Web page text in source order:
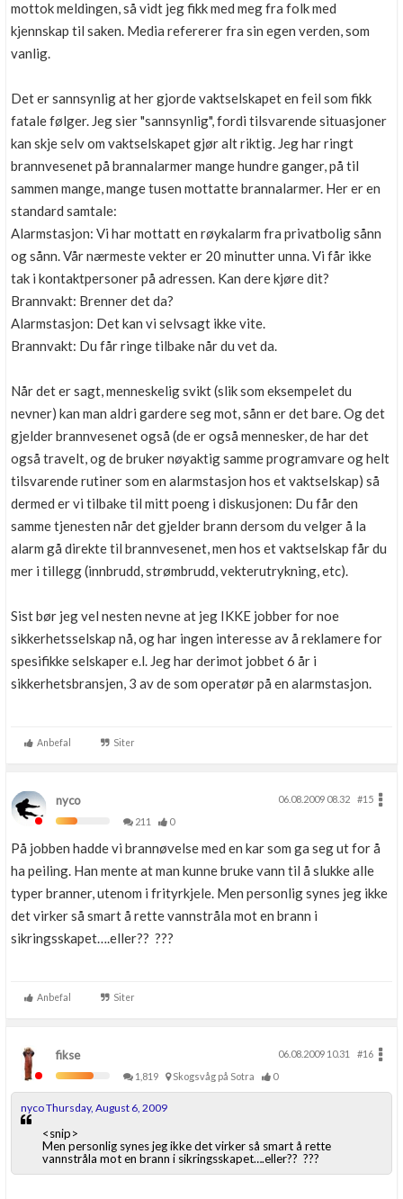
mottok meldingen, så vidt jeg fikk med meg fra folk med
kjennskap til saken. Media refererer fra sin egen verden, som
vanlig.
Det er sannsynlig at her gjorde vaktselskapet en feil som fikk
fatale følger. Jeg sier "sannsynlig", fordi tilsvarende situasjoner
kan skje selv om vaktselskapet gjør alt riktig. Jeg har ringt
brannvesenet på brannalarmer mange hundre ganger, på til
sammen mange, mange tusen mottatte brannalarmer. Her er en
standard samtale:
Alarmstasjon: Vi har mottatt en røykalarm fra privatbolig sånn
og sånn. Vår nærmeste vekter er 20 minutter unna. Vi får ikke
tak i kontaktpersoner på adressen. Kan dere kjøre dit?
Brannvakt: Brenner det da?
Alarmstasjon: Det kan vi selvsagt ikke vite.
Brannvakt: Du får ringe tilbake når du vet da.
Når det er sagt, menneskelig svikt (slik som eksempelet du
nevner) kan man aldri gardere seg mot, sånn er det bare. Og det
gjelder brannvesenet også (de er også mennesker, de har det
også travelt, og de bruker nøyaktig samme programvare og helt
tilsvarende rutiner som en alarmstasjon hos et vaktselskap) så
dermed er vi tilbake til mitt poeng i diskusjonen: Du får den
samme tjenesten når det gjelder brann dersom du velger å la
alarm gå direkte til brannvesenet, men hos et vaktselskap får du
mer i tillegg (innbrudd, strømbrudd, vekterutrykning, etc).
Sist bør jeg vel nesten nevne at jeg IKKE jobber for noe
sikkerhetsselskap nå, og har ingen interesse av å reklamere for
spesifikke selskaper e.l. Jeg har derimot jobbet 6 år i
sikkerhetsbransjen, 3 av de som operatør på en alarmstasjon.
Anbefal Siter
nyco 06.08.2009 08.32
#15
211
0
På jobben hadde vi brannøvelse med en kar som ga seg ut for å
ha peiling. Han mente at man kunne bruke vann til å slukke alle
typer branner, utenom i frityrkjele. Men personlig synes jeg ikke
det virker så smart å rette vannstråla mot en brann i
sikringsskapet….eller?? ???
Anbefal Siter
fikse 06.08.2009 10.31
#16
1,819
Skogsvåg på Sotra 0
nyco Thursday, August 6, 2009
<snip>
Men personlig synes jeg ikke det virker så smart å rette
vannstråla mot en brann i sikringsskapet….eller?? ???